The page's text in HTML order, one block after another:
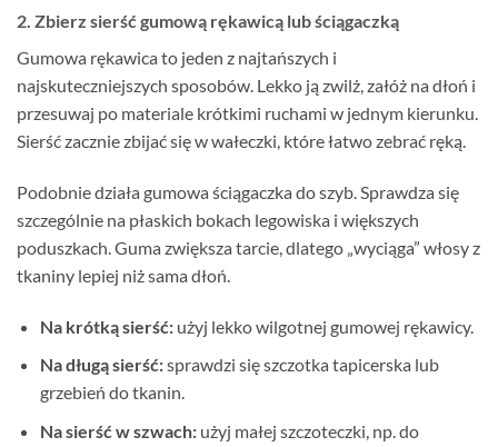
2. Zbierz sierść gumową rękawicą lub ściągaczką
Gumowa rękawica to jeden z najtańszych i
najskuteczniejszych sposobów. Lekko ją zwilż, załóż na dłoń i
przesuwaj po materiale krótkimi ruchami w jednym kierunku.
Sierść zacznie zbijać się w wałeczki, które łatwo zebrać ręką.
Podobnie działa gumowa ściągaczka do szyb. Sprawdza się
szczególnie na płaskich bokach legowiska i większych
poduszkach. Guma zwiększa tarcie, dlatego „wyciąga” włosy z
tkaniny lepiej niż sama dłoń.
Na krótką sierść:użyj lekko wilgotnej gumowej rękawicy.
Na długą sierść:sprawdzi się szczotka tapicerska lub
grzebień do tkanin.
Na sierść w szwach:użyj małej szczoteczki, np. do